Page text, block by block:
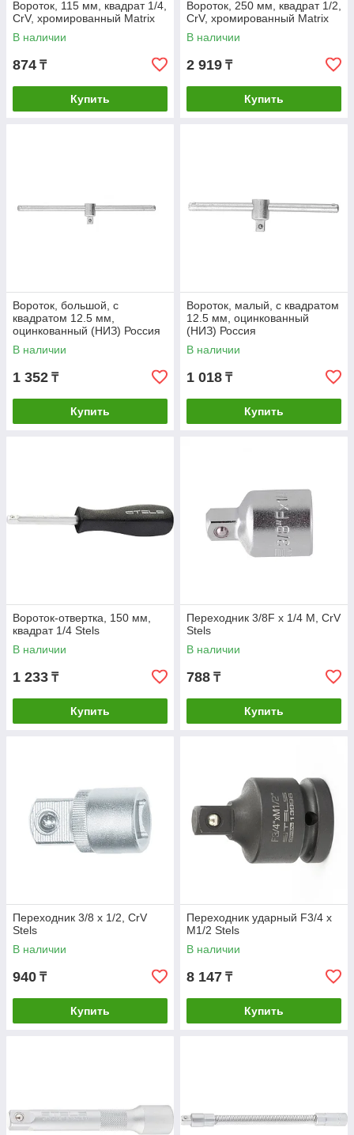
Вороток, 115 мм, квадрат 1/4,
CrV, хромированный Matrix
В наличии
874 ₸
Купить
Вороток, 250 мм, квадрат 1/2,
CrV, хромированный Matrix
В наличии
2 919 ₸
Купить
Вороток, большой, с
квадратом 12.5 мм,
оцинкованный (НИЗ) Россия
В наличии
1 352 ₸
Купить
Вороток, малый, с квадратом
12.5 мм, оцинкованный
(НИЗ) Россия
В наличии
1 018 ₸
Купить
Вороток-отвертка, 150 мм,
квадрат 1/4 Stels
В наличии
1 233 ₸
Купить
Переходник 3/8F x 1/4 M, CrV
Stels
В наличии
788 ₸
Купить
Переходник 3/8 х 1/2, CrV
Stels
В наличии
940 ₸
Купить
Переходник ударный F3/4 x
M1/2 Stels
В наличии
8 147 ₸
Купить